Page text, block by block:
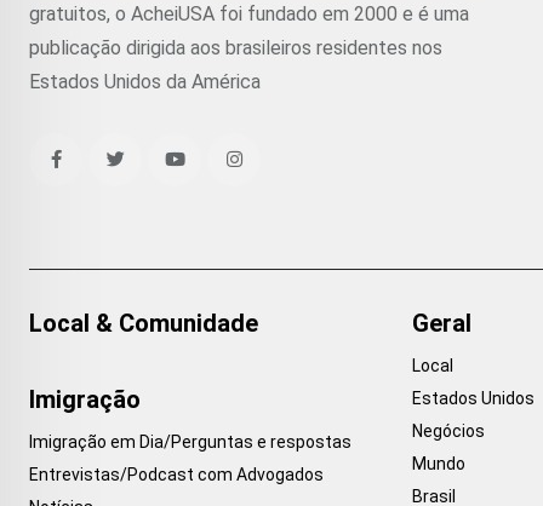
gratuitos, o AcheiUSA foi fundado em 2000 e é uma
publicação dirigida aos brasileiros residentes nos
Estados Unidos da América
Local & Comunidade
Imigração
Imigração em Dia/Perguntas e respostas
Entrevistas/Podcast com Advogados
Geral
Local
Estados Unidos
Negócios
Mundo
Brasil